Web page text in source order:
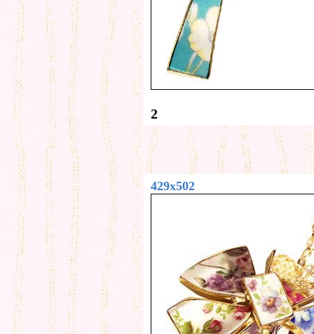
2
429x502